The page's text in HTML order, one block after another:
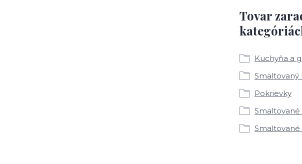
Tovar
Kuchyňa a
Smaltovaný
Pokrievky